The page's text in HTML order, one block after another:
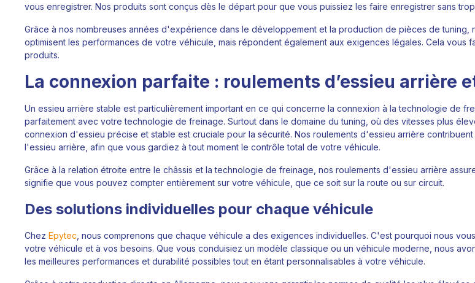
vous enregistrer. Nos produits sont conçus dès le départ pour que vous puissiez les faire enregistrer sans
Grâce à nos nombreuses années d'expérience dans le développement et la production de pièces de
optimisent les performances de votre véhicule, mais répondent également aux exigences légales. Cela
produits.
La connexion parfaite : roulements d’essieu arrière
Un essieu arrière stable est particulièrement important en ce qui concerne la connexion à la technologie de
parfaitement avec votre technologie de freinage. Surtout dans le domaine du tuning, où des vitesses plus
connexion d'essieu précise et stable est cruciale pour la sécurité. Nos roulements d'essieu arrière
l'essieu arrière, afin que vous gardiez à tout moment le contrôle total de votre véhicule.
Grâce à la relation étroite entre le châssis et la technologie de freinage, nos roulements d'essieu arrière
signifie que vous pouvez compter entièrement sur votre véhicule, que ce soit sur la route ou sur circuit.
Des solutions individuelles pour chaque véhicule
Chez Epytec, nous comprenons que chaque véhicule a des exigences individuelles. C'est pourquoi nous
votre véhicule et à vos besoins. Que vous conduisiez un modèle classique ou un véhicule moderne, nous
les meilleures performances et durabilité possibles tout en étant personnalisables à votre véhicule.